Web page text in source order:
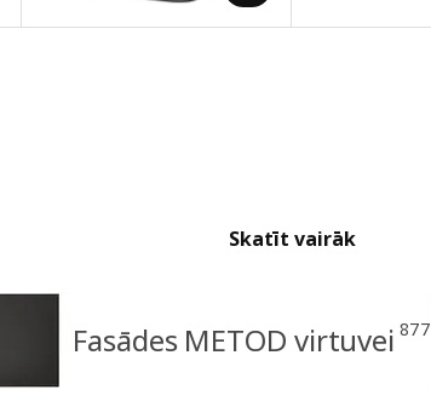
Skatīt vairāk
Fasādes METOD virtuvei 877